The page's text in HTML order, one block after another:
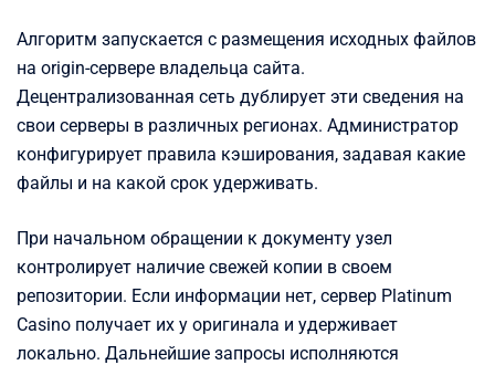
Алгоритм запускается с размещения исходных файлов
на origin-сервере владельца сайта.
Децентрализованная сеть дублирует эти сведения на
свои серверы в различных регионах. Администратор
конфигурирует правила кэширования, задавая какие
файлы и на какой срок удерживать.
При начальном обращении к документу узел
контролирует наличие свежей копии в своем
репозитории. Если информации нет, сервер Platinum
Casino получает их у оригинала и удерживает
локально. Дальнейшие запросы исполняются